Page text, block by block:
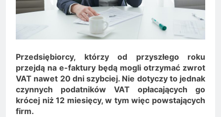
Minolta – kiedy wybrać
kolorowe, a kiedy czarno-
białe?
2 Lata Ago
Na czym polega
rozliczanie podatku?
Przedsiębiorcy, którzy od przyszłego roku
przejdą na e-faktury będą mogli otrzymać zwrot
VAT nawet 20 dni szybciej. Nie dotyczy to jednak
czynnych podatników VAT opłacających go
krócej niż 12 miesięcy, w tym więc powstających
firm.